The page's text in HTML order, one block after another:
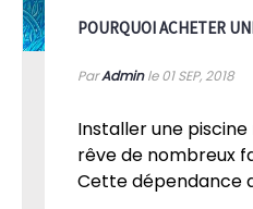
POURQUOI ACHETER
ParAdminle 01SEP, 2018
Installer une
rêve de nombreux
Cette dépendance